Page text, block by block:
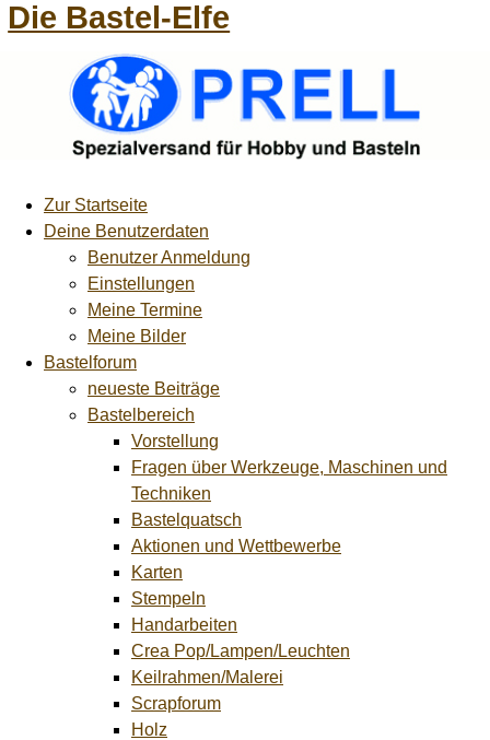
Die Bastel-Elfe
Zur Startseite
Deine Benutzerdaten
Benutzer Anmeldung
Einstellungen
Meine Termine
Meine Bilder
Bastelforum
neueste Beiträge
Bastelbereich
Vorstellung
Fragen über Werkzeuge, Maschinen und
Techniken
Bastelquatsch
Aktionen und Wettbewerbe
Karten
Stempeln
Handarbeiten
Crea Pop/Lampen/Leuchten
Keilrahmen/Malerei
Scrapforum
Holz